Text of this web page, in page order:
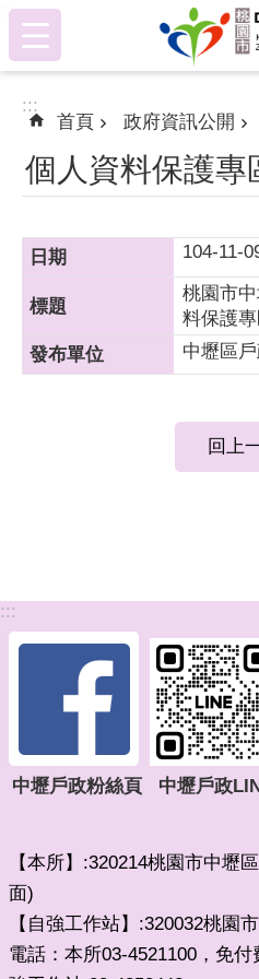
跳到主要內容區塊
:::
:::
首頁 政府資訊公開
個人資料保護專
104-11-
桃園市
料保護
中壢區
回上
:::
中壢戶政粉絲頁 中壢戶政
【本所】:320214桃園市中壢
面)
【自強工作站】:320032桃園
電話：本所03-4521100，免